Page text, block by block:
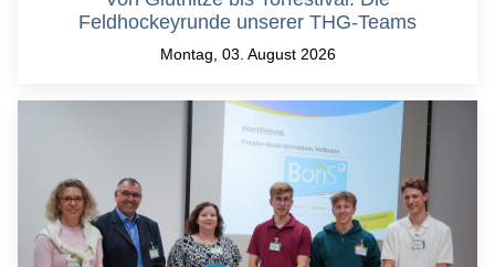
Feldhockeyrunde unserer THG-Teams
Montag, 03. August 2026